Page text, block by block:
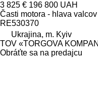
3 825 € 196 800 UAH
Časti motora - hlava valcov
RE530370
Ukrajina, m. Kyiv
TOV «TORGOVA
Obráťte sa na predajcu